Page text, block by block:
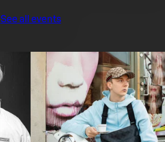
See all events